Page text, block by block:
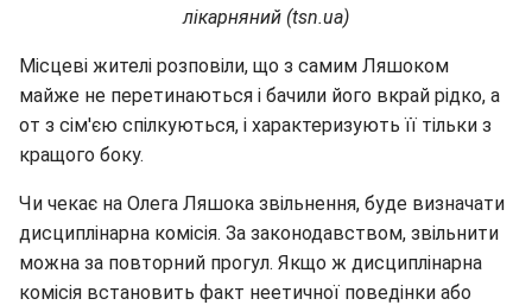
лікарняний (tsn.ua)
Місцеві жителі розповіли, що з самим Ляшоком
майже не перетинаються і бачили його вкрай рідко, а
от з сім'єю спілкуються, і характеризують її тільки з
кращого боку.
Чи чекає на Олега Ляшока звільнення, буде визначати
дисциплінарна комісія. За законодавством, звільнити
можна за повторний прогул. Якщо ж дисциплінарна
комісія встановить факт неетичної поведінки або